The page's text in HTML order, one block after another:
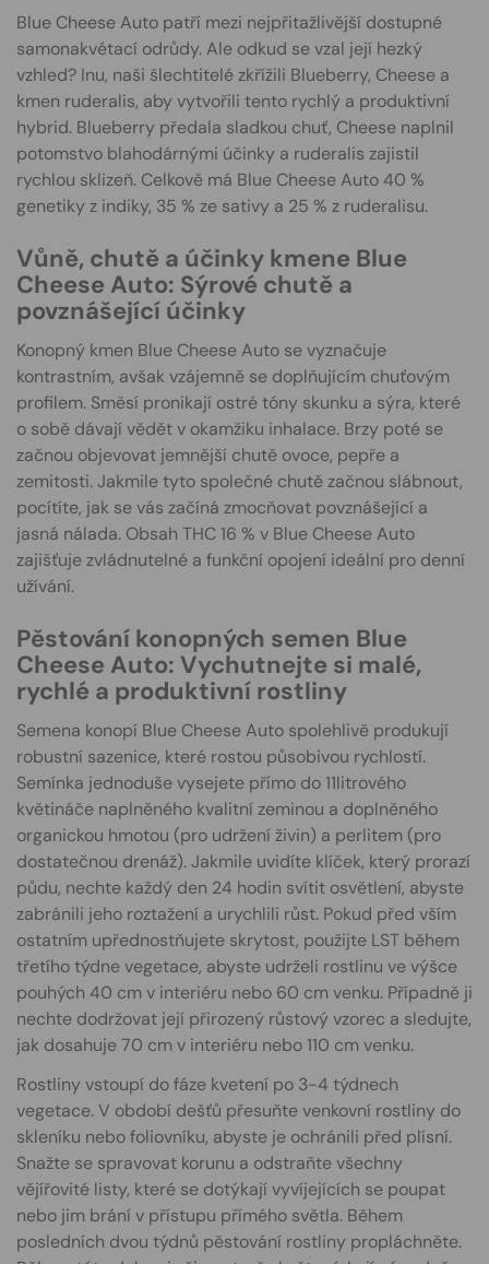
Blue Cheese Auto patří mezi nejpřitažlivější dostupné
samonakvétací odrůdy. Ale odkud se vzal její hezký
vzhled? Inu, naši šlechtitelé zkřížili Blueberry, Cheese a
kmen ruderalis, aby vytvořili tento rychlý a produktivní
hybrid. Blueberry předala sladkou chuť, Cheese naplnil
potomstvo blahodárnými účinky a ruderalis zajistil
rychlou sklizeň. Celkově má Blue Cheese Auto 40 %
genetiky z indiky, 35 % ze sativy a 25 % z ruderalisu.
Vůně, chutě a účinky kmene Blue
Cheese Auto: Sýrové chutě a
povznášející účinky
Konopný kmen Blue Cheese Auto se vyznačuje
kontrastním, avšak vzájemně se doplňujícím chuťovým
profilem. Směsí pronikají ostré tóny skunku a sýra, které
o sobě dávají vědět v okamžiku inhalace. Brzy poté se
začnou objevovat jemnější chutě ovoce, pepře a
zemitosti. Jakmile tyto společné chutě začnou slábnout,
pocítíte, jak se vás začíná zmocňovat povznášející a
jasná nálada. Obsah THC 16 % v Blue Cheese Auto
zajišťuje zvládnutelné a funkční opojení ideální pro denní
užívání.
Pěstování konopných semen Blue
Cheese Auto: Vychutnejte si malé,
rychlé a produktivní rostliny
Semena konopí Blue Cheese Auto spolehlivě produkují
robustní sazenice, které rostou působivou rychlostí.
Semínka jednoduše vysejete přímo do 11litrového
květináče naplněného kvalitní zeminou a doplněného
organickou hmotou (pro udržení živin) a perlitem (pro
dostatečnou drenáž). Jakmile uvidíte klíček, který prorazí
půdu, nechte každý den 24 hodin svítit osvětlení, abyste
zabránili jeho roztažení a urychlili růst. Pokud před vším
ostatním upřednostňujete skrytost, použijte LST během
třetího týdne vegetace, abyste udrželi rostlinu ve výšce
pouhých 40 cm v interiéru nebo 60 cm venku. Případně ji
nechte dodržovat její přirozený růstový vzorec a sledujte,
jak dosahuje 70 cm v interiéru nebo 110 cm venku.
Rostliny vstoupí do fáze kvetení po 3-4 týdnech
vegetace. V období dešťů přesuňte venkovní rostliny do
skleníku nebo foliovníku, abyste je ochránili před plísní.
Snažte se spravovat korunu a odstraňte všechny
vějířovité listy, které se dotýkají vyvíjejících se poupat
nebo jim brání v přístupu přímého světla. Během
posledních dvou týdnů pěstování rostliny propláchněte.